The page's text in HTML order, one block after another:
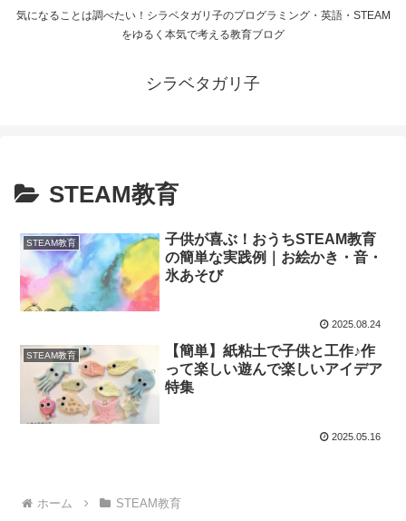
気になることは調べたい！シラベタガリ子のプログラミング・英語・STEAM
をゆるく本気で考える教育ブログ
シラベタガリ子
STEAM教育
STEAM教育
子供が喜ぶ！おうちSTEAM教育
の簡単な実践例｜お絵かき・音・
氷あそび
2025.08.24
STEAM教育
【簡単】紙粘土で子供と工作♪作
って楽しい遊んで楽しいアイデア
特集
2025.05.16
ホーム STEAM教育